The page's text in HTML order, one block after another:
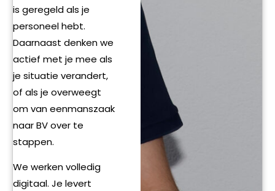
is geregeld als je
personeel hebt.
Daarnaast denken we
actief met je mee als
je situatie verandert,
of als je overweegt
om van eenmanszaak
naar BV over te
stappen.
We werken volledig
digitaal. Je levert